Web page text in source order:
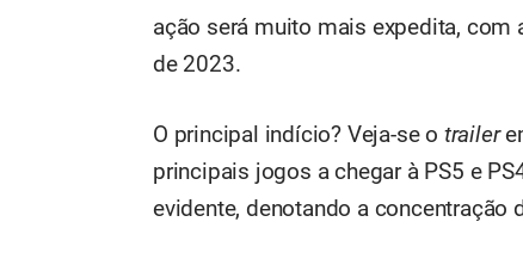
ação será muito mais expedita, com
de 2023.
O principal indício? Veja-se o trailer
principais jogos a chegar à PS5 e
evidente, denotando a concentração